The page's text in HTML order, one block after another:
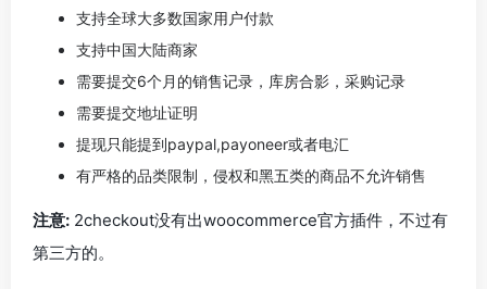
支持全球大多数国家用户付款
支持中国大陆商家
需要提交6个月的销售记录，库房合影，采购记录
需要提交地址证明
提现只能提到paypal,payoneer或者电汇
有严格的品类限制，侵权和黑五类的商品不允许销售
注意: 2checkout没有出woocommerce官方插件，不过有
第三方的。